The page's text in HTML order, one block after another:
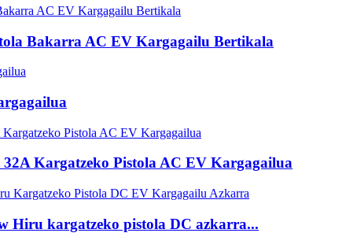
Bakarra AC EV Kargagailu Bertikala
Kargatzeko Pistola AC EV Kargagailua
Hiru kargatzeko pistola DC azkarra...